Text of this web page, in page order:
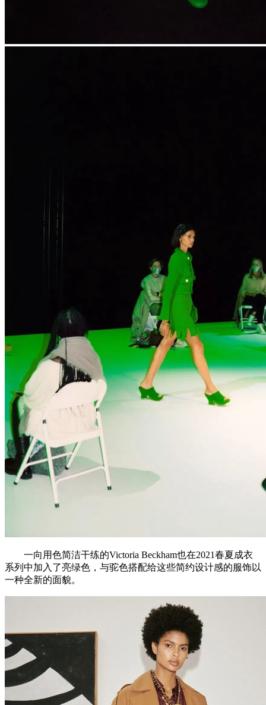
一向用色简洁干练的Victoria Beckham也在2021春夏成衣
系列中加入了亮绿色，与驼色搭配给这些简约设计感的服饰以
一种全新的面貌。